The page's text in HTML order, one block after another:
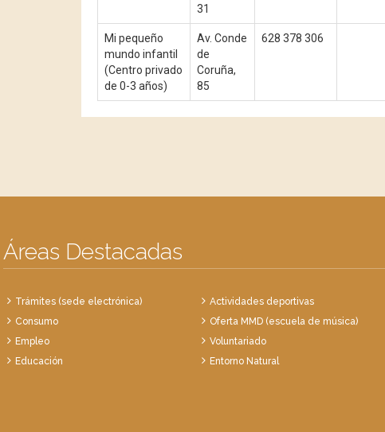
31
Mi pequeño
mundo infantil
(Centro privado
de 0-3 años)
Av. Conde
de
Coruña,
85
628 378 306
Áreas Destacadas
Trámites (sede electrónica)
Consumo
Empleo
Educación
Actividades deportivas
Oferta MMD (escuela de música)
Voluntariado
Entorno Natural